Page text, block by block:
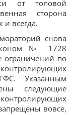
от топовой
сторона
всегда.
снова
№ 1728
ограничений по
Указанным
следующие
контролирующих
вовсе,